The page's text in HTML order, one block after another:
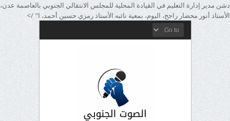
دشن مدير إدارة التعليم في القيادة المحلية للمجلس الانتقالي الجنوبي بالعاصمة عدن،
الأستاذ أنور محضار راجح، اليوم، بمعية نائبه الأستاذ رمزي حسين أحمد، ا" />